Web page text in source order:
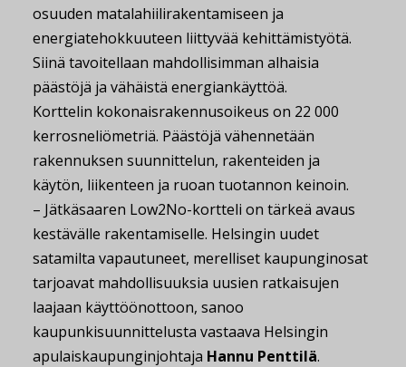
osuuden matalahiilirakentamiseen ja
energiatehokkuuteen liittyvää kehittämistyötä.
Siinä tavoitellaan mahdollisimman alhaisia
päästöjä ja vähäistä energiankäyttöä.
Korttelin kokonaisrakennusoikeus on 22 000
kerrosneliömetriä. Päästöjä vähennetään
rakennuksen suunnittelun, rakenteiden ja
käytön, liikenteen ja ruoan tuotannon keinoin.
– Jätkäsaaren Low2No-kortteli on tärkeä avaus
kestävälle rakentamiselle. Helsingin uudet
satamilta vapautuneet, merelliset kaupunginosat
tarjoavat mahdollisuuksia uusien ratkaisujen
laajaan käyttöönottoon, sanoo
kaupunkisuunnittelusta vastaava Helsingin
apulaiskaupunginjohtaja Hannu Penttilä.